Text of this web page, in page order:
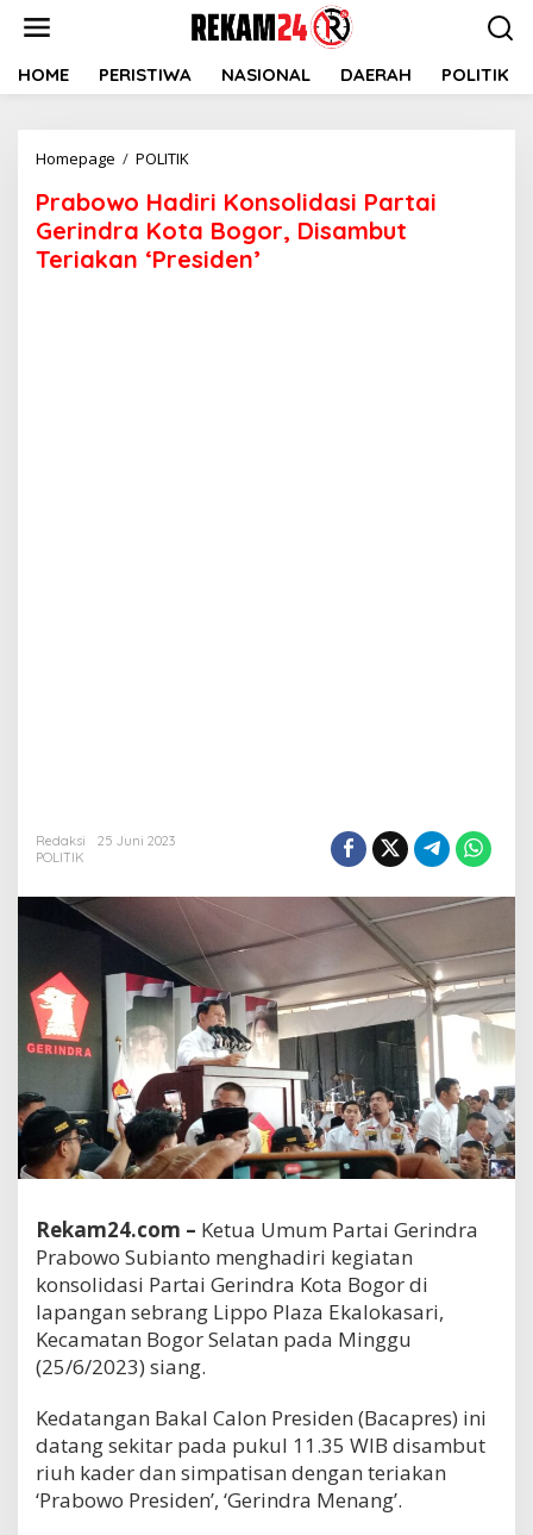
HOME PERISTIWA NASIONAL DAERAH POLITIK
Homepage / POLITIKPrabowo
Konsolidasi
Partai
Gerindra
Kota
Prabowo Hadiri Konsolidasi Partai
Gerindra Kota Bogor, Disambut
Teriakan ‘Presiden’
Redaksi
25 Juni 2023
POLITIK
Rekam24.com – Ketua Umum Partai Gerindra
Prabowo Subianto menghadiri kegiatan
konsolidasi Partai Gerindra Kota Bogor di
lapangan sebrang Lippo Plaza Ekalokasari,
Kecamatan Bogor Selatan pada Minggu
(25/6/2023) siang.
Kedatangan Bakal Calon Presiden (Bacapres) ini
datang sekitar pada pukul 11.35 WIB disambut
riuh kader dan simpatisan dengan teriakan
‘Prabowo Presiden’, ‘Gerindra Menang’.